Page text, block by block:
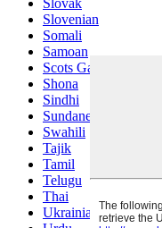
Slovak
Slovenian
Somali
Samoan
Scots Gaelic
Shona
Sindhi
Sundanese
Swahili
Tajik
Tamil
Telugu
Thai
Ukrainian